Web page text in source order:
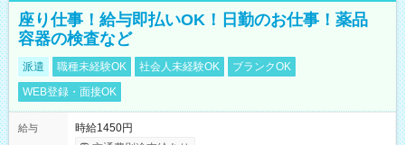
座り仕事！給与即払いOK！日勤のお仕事！薬品
容器の検査など
派遣 職種未経験OK 社会人未経験OK
ブランクOK
WEB登録・面接OK
給与
時給1450円